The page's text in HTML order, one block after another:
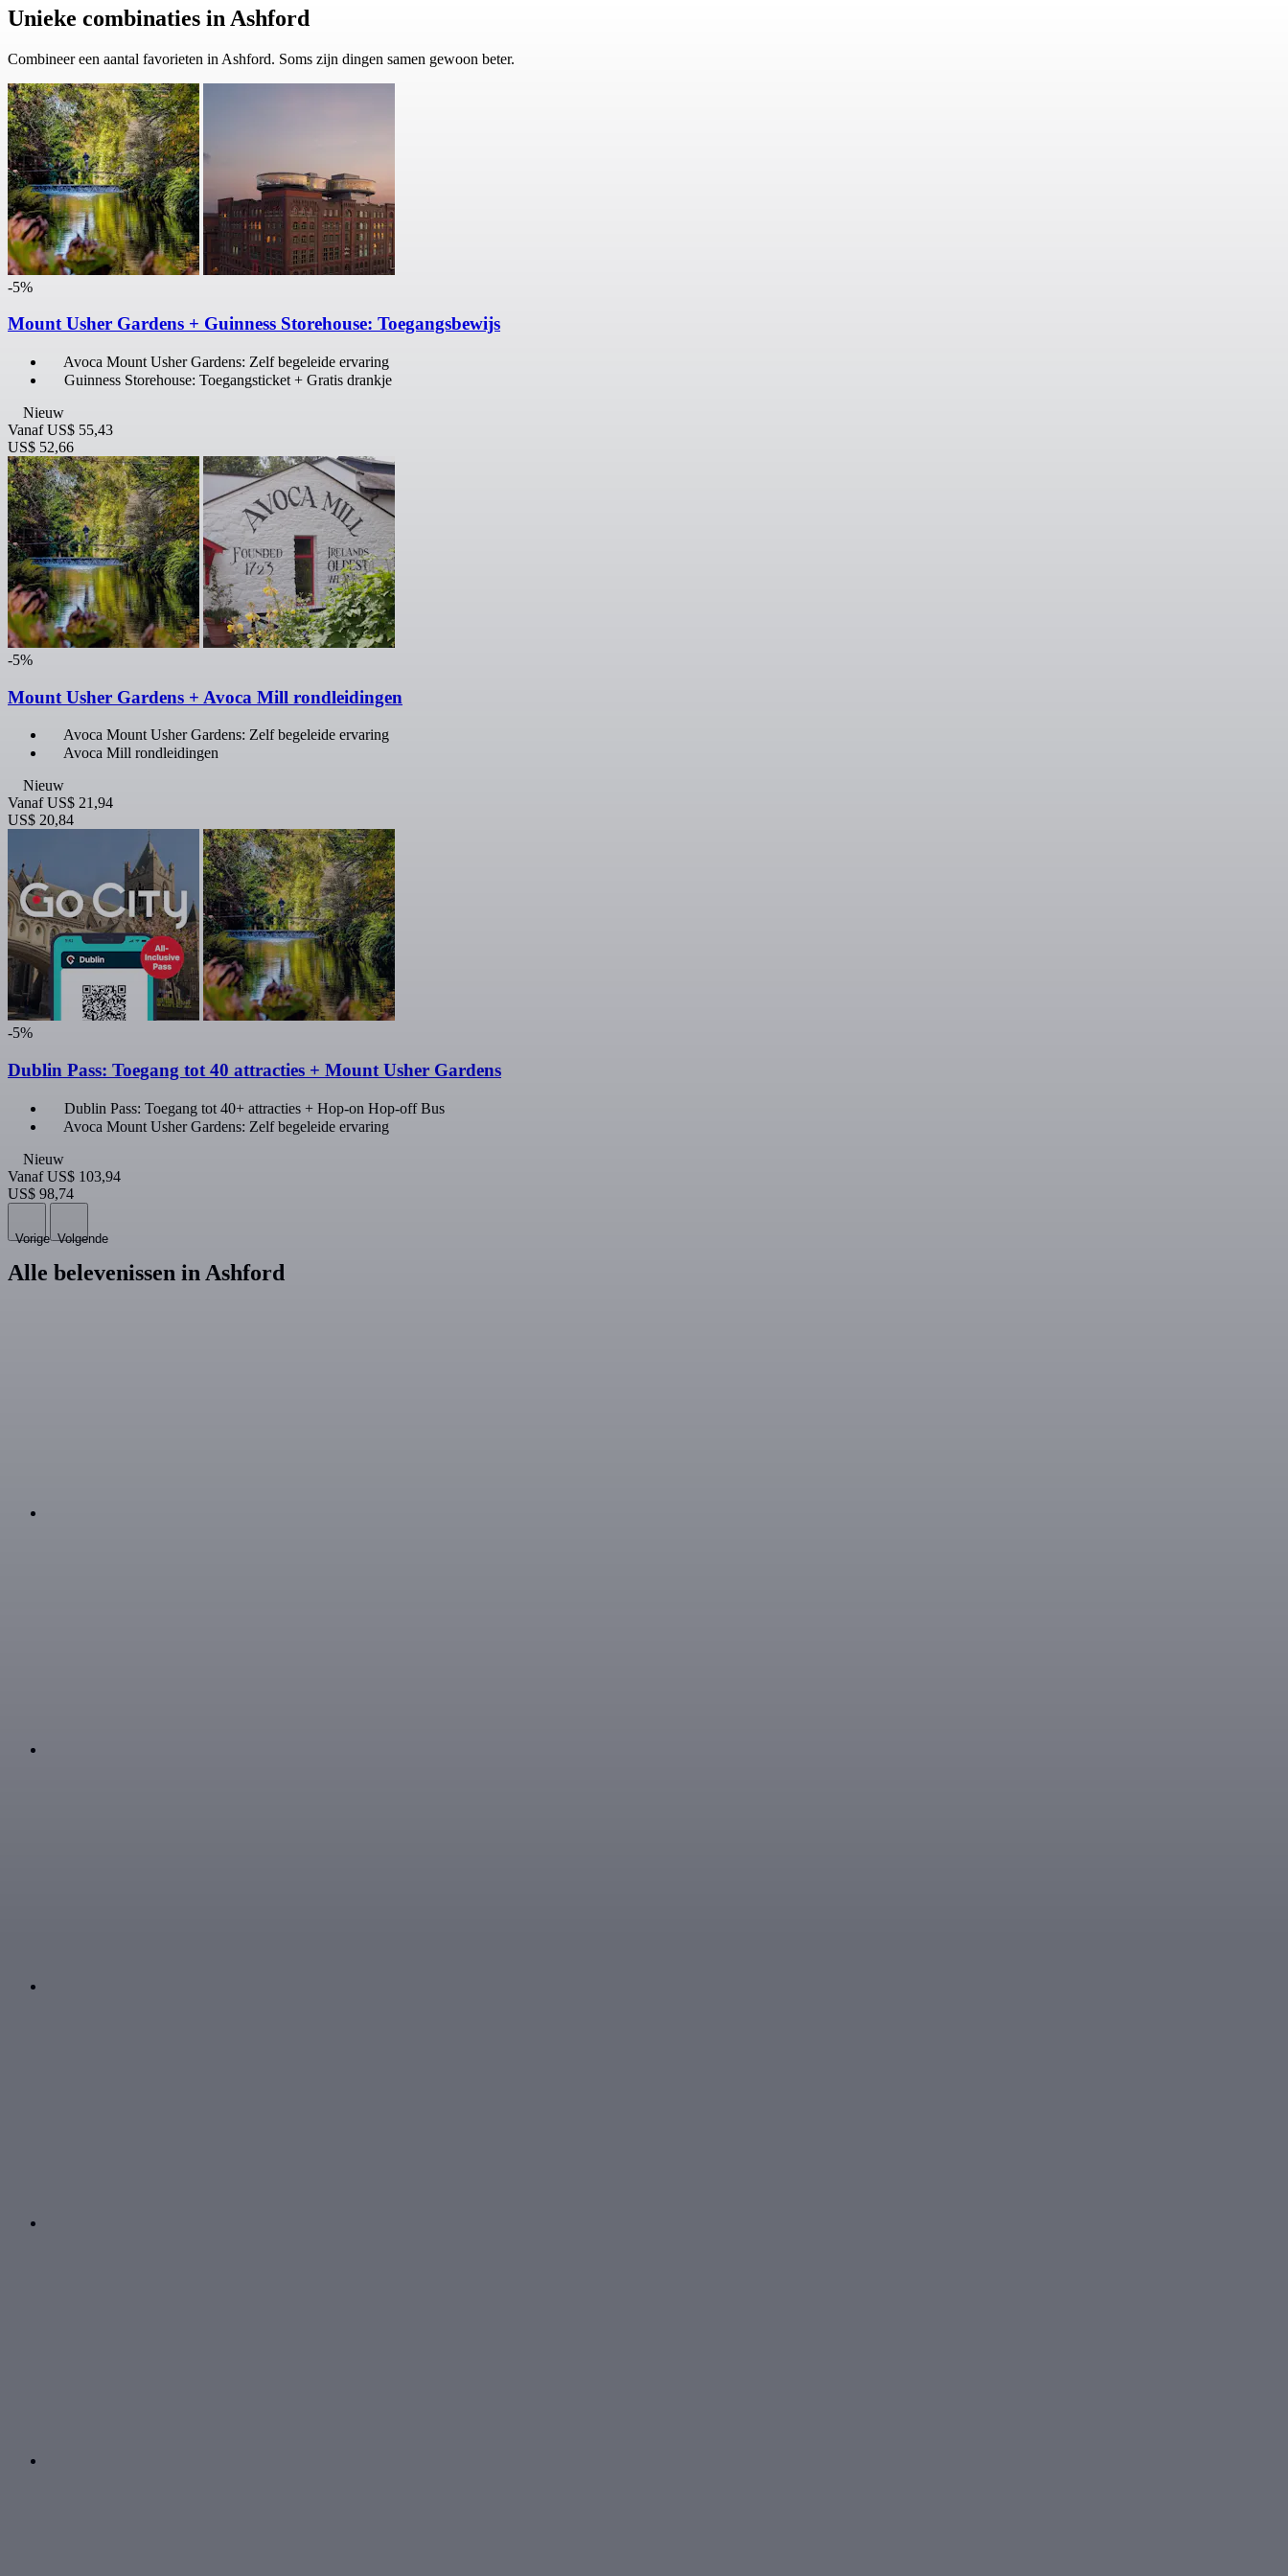
Unieke combinaties in Ashford
Combineer een aantal favorieten in Ashford. Soms zijn dingen samen gewoon beter.
-5%
Mount Usher Gardens + Guinness Storehouse: Toegangsbewijs
Avoca Mount Usher Gardens: Zelf begeleide ervaring
Guinness Storehouse: Toegangsticket + Gratis drankje
Nieuw
Vanaf US$ 55,43
US$ 52,66
-5%
Mount Usher Gardens + Avoca Mill rondleidingen
Avoca Mount Usher Gardens: Zelf begeleide ervaring
Avoca Mill rondleidingen
Nieuw
Vanaf US$ 21,94
US$ 20,84
-5%
Dublin Pass: Toegang tot 40 attracties + Mount Usher Gardens
Dublin Pass: Toegang tot 40+ attracties + Hop-on Hop-off Bus
Avoca Mount Usher Gardens: Zelf begeleide ervaring
Nieuw
Vanaf US$ 103,94
US$ 98,74
Vorige Volgende
Alle belevenissen in Ashford